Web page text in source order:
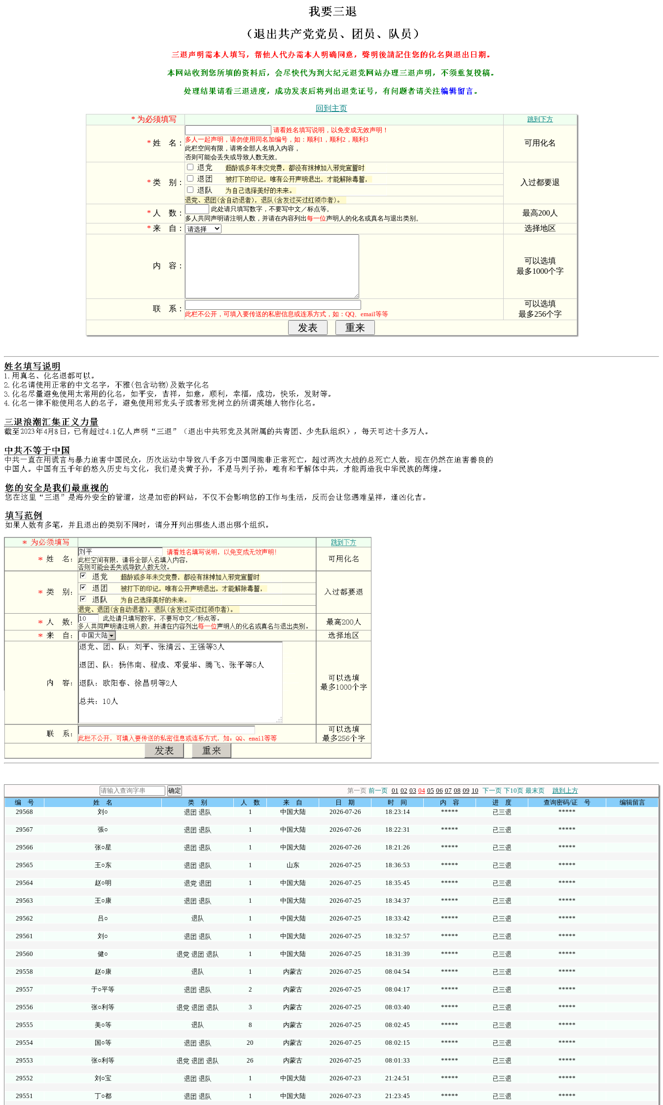
回到主页
* 为必须填写
跳到下方
* 姓 名：
请看姓名填写说明，以免变成无效声明！
多人一起声明，请勿使用同名加编号，如：顺利1，顺利2，顺利3
此栏空间有限，请将全部人名填入内容，
否则可能会丢失或导致人数无效。
可用化名
* 类 别： 入过都要退
* 人 数：
此处请只填写数字，不要写中文／标点等。
多人共同声明请注明人数，并请在内容列出每一位声明人的化名或真名与退出类别。
最高200人
* 来 自： 选择地区
内 容：
可以选填
最多1000个字
联 系：
此栏不公开，可填入要传送的私密信息或连系方式，如：QQ、email等等
可以选填
最多256个字
第一页 前一页 01 02 03 04 05 06 07 08 09 10 下一页 下10页 最末页
跳到上方
编 号
姓 名 类 别 人 数 来 自 日 期 时 间 内 容 进 度 查询密码/证 号
编辑留言
29568
刘○ 1 中国大陆 2026-07-26 18:23:14 ***** *****
29567 張○ 1 中国大陆 2026-07-26 18:22:31 ***** *****
29566 张○星 1 中国大陆 2026-07-26 18:21:26 ***** *****
29565 王○东 1 山东 2026-07-25 18:36:53 ***** *****
29564 赵○明 1 中国大陆 2026-07-25 18:35:45 ***** *****
29563 王○康 1 中国大陆 2026-07-25 18:34:37 ***** *****
29562 吕○ 1 中国大陆 2026-07-25 18:33:42 ***** *****
29561 刘○ 1 中国大陆 2026-07-25 18:32:57 ***** *****
29560 健○ 1 中国大陆 2026-07-25 18:31:39 ***** *****
29558 赵○康 1 内蒙古 2026-07-25 08:04:54 ***** *****
29557 于○平等 2 内蒙古 2026-07-25 08:04:17 ***** *****
29556 张○利等 3 内蒙古 2026-07-25 08:03:40 ***** *****
29555 美○等 8 内蒙古 2026-07-25 08:02:45 ***** *****
29554 国○等 20 内蒙古 2026-07-25 08:02:15 ***** *****
29553 张○利等 26 内蒙古 2026-07-25 08:01:33 ***** *****
29552 刘○宝 1 中国大陆 2026-07-23 21:24:51 ***** *****
29551 丁○都 1 中国大陆 2026-07-23 21:23:45 ***** *****